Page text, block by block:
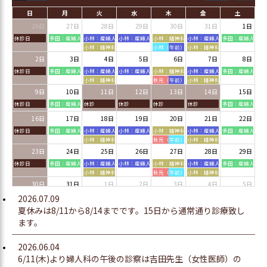
日 月 火 水 木 金
土
26日
休診日
27日
多田：産婦人科
28日
小林：産婦人科
小林：精神科・心療内科
29日
小林：産婦人科
30日
小林：精神科・心療内科
小林（午前）吉田（午後）：産婦人科
31日
小林：産婦人科
小林：精神科・心療内科
1日
多田：産婦人科
2日
休診日
3日
多田：産婦人科
4日
小林：産婦人科
小林：精神科・心療内科
5日
小林：産婦人科
6日
小林：精神科・心療内科
秋元（午前）小林（午後）：産婦人科
7日
小林：産婦人科
小林：精神科・心療内科
8日
多田：産婦人科
9日
休診日
10日
多田：産婦人科
11日
休診
12日
休診
13日
休診
14日
休診
15日
多田：産婦人科
16日
休診日
17日
多田：産婦人科
18日
小林：産婦人科
小林：精神科・心療内科
19日
小林：産婦人科
20日
小林：精神科・心療内科
秋元（午前）吉田（午後）：産婦人科
21日
小林：産婦人科
小林：精神科・心療内科
22日
多田：産婦人科
23日
休診日
24日
多田：産婦人科
25日
小林：産婦人科
小林：精神科・心療内科
26日
小林：産婦人科
27日
小林：精神科・心療内科
秋元（午前）吉田（午後）：産婦人科
28日
小林：産婦人科
小林：精神科・心療内科
29日
多田：産婦人科
30日
休診日
31日
多田：産婦人科
1日 2日 3日 4日 5日
2026.07.09
夏休みは8/11から8/14までです。15日から通常通り診療致し
ます。
2026.06.04
6/11(木)より婦人科の午後の診察は吉田先生（女性医師）の